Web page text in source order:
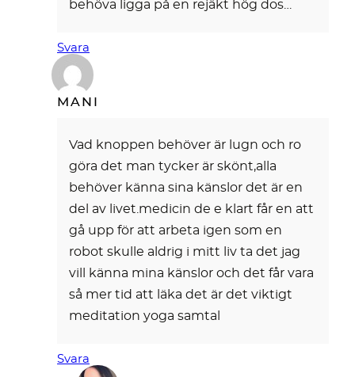
behöva ligga på en rejäkt hög dos…
Svara
MANI
Vad knoppen behöver är lugn och ro
göra det man tycker är skönt,alla
behöver känna sina känslor det är en
del av livet.medicin de e klart får en att
gå upp för att arbeta igen som en
robot skulle aldrig i mitt liv ta det jag
vill känna mina känslor och det får vara
så mer tid att läka det är det viktigt
meditation yoga samtal
Svara